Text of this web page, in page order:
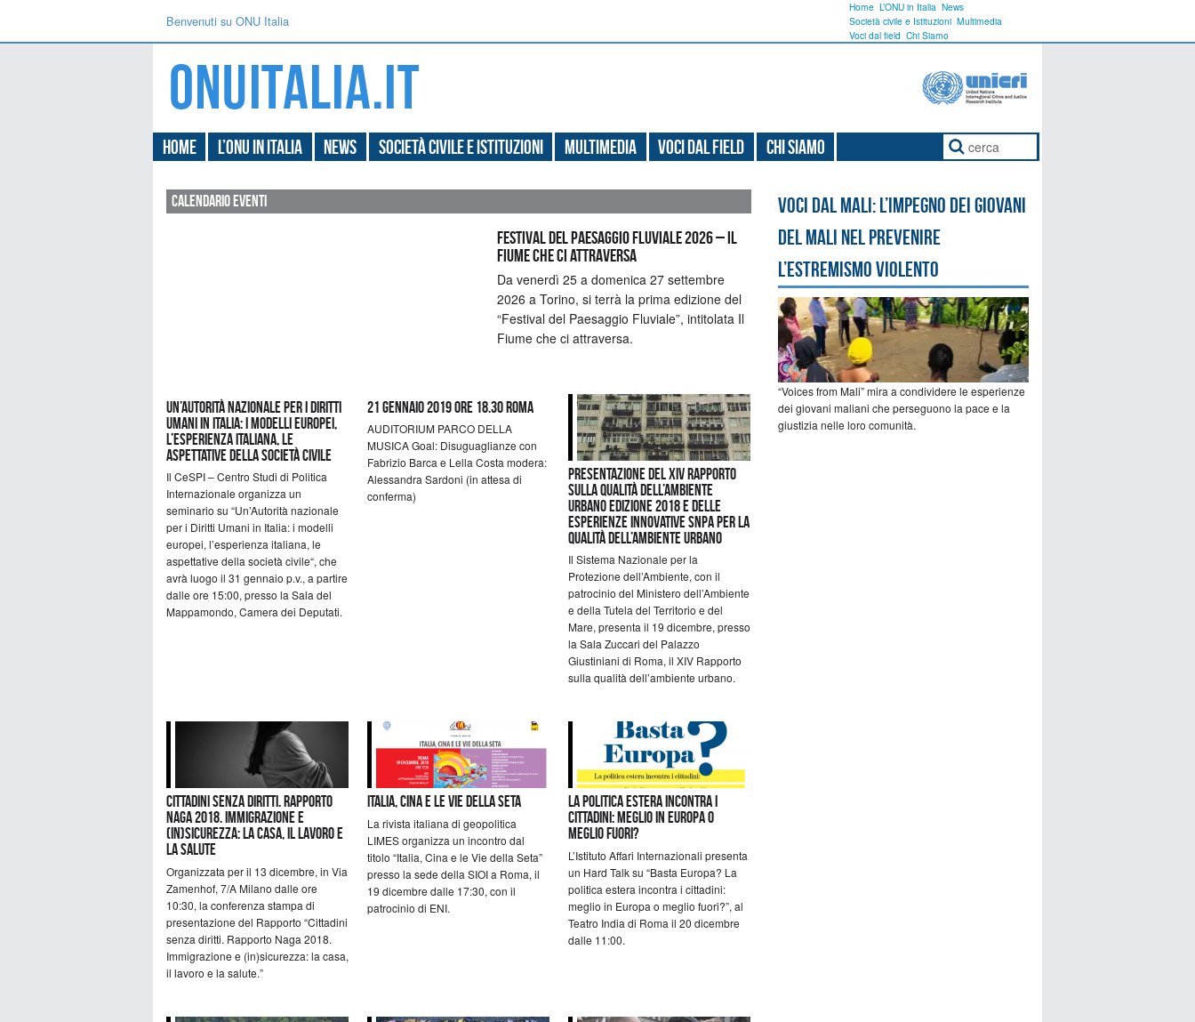
Benvenuti su ONU Italia
Home L’ONU in Italia News
Società civile e Istituzioni Multimedia
Voci dal field Chi Siamo
Home L’ONU in Italia News Società civile e Istituzioni Multimedia Voci dal field Chi Siamo
Calendario Eventi
Festival del Paesaggio Fluviale 2026 – Il
Fiume che ci attraversa
Da venerdì 25 a domenica 27 settembre
2026 a Torino, si terrà la prima edizione del
“Festival del Paesaggio Fluviale”, intitolata Il
Fiume che ci attraversa.
Un’Autorità nazionale per i Diritti
Umani in Italia: i modelli europei,
l’esperienza italiana, le
aspettative della società civile
Il CeSPI – Centro Studi di Politica
Internazionale organizza un
seminario su “Un’Autorità nazionale
per i Diritti Umani in Italia: i modelli
europei, l’esperienza italiana, le
aspettative della società civile“, che
avrà luogo il 31 gennaio p.v., a partire
dalle ore 15:00, presso la Sala del
Mappamondo, Camera dei Deputati.
21 GENNAIO 2019 ORE 18.30 ROMA
AUDITORIUM PARCO DELLA
MUSICA Goal: Disuguaglianze con
Fabrizio Barca e Lella Costa modera:
Alessandra Sardoni (in attesa di
conferma)
Presentazione del XIV Rapporto
sulla qualità dell’ambiente
urbano Edizione 2018 e delle
esperienze innovative SNPA per la
qualità dell’ambiente urbano
Il Sistema Nazionale per la
Protezione dell’Ambiente, con il
patrocinio del Ministero dell’Ambiente
e della Tutela del Territorio e del
Mare, presenta il 19 dicembre, presso
la Sala Zuccari del Palazzo
Giustiniani di Roma, il XIV Rapporto
sulla qualità dell’ambiente urbano.
Cittadini senza diritti. Rapporto
Naga 2018. Immigrazione e
(in)sicurezza: la casa, il lavoro e
la salute
Organizzata per il 13 dicembre, in Via
Zamenhof, 7/A Milano dalle ore
10:30, la conferenza stampa di
presentazione del Rapporto “Cittadini
senza diritti. Rapporto Naga 2018.
Immigrazione e (in)sicurezza: la casa,
il lavoro e la salute.”
Italia, Cina e le Vie della Seta
La rivista italiana di geopolitica
LIMES organizza un incontro dal
titolo “Italia, Cina e le Vie della Seta”
presso la sede della SIOI a Roma, il
19 dicembre dalle 17:30, con il
patrocinio di ENI.
La politica estera incontra i
cittadini: meglio in Europa o
meglio fuori?
L’Istituto Affari Internazionali presenta
un Hard Talk su “Basta Europa? La
politica estera incontra i cittadini:
meglio in Europa o meglio fuori?”, al
Teatro India di Roma il 20 dicembre
dalle 11:00.
Voci dal Mali: l’impegno dei giovani
del Mali nel prevenire
l’estremismo violento
“Voices from Mali” mira a condividere le esperienze
dei giovani maliani che perseguono la pace e la
giustizia nelle loro comunità.